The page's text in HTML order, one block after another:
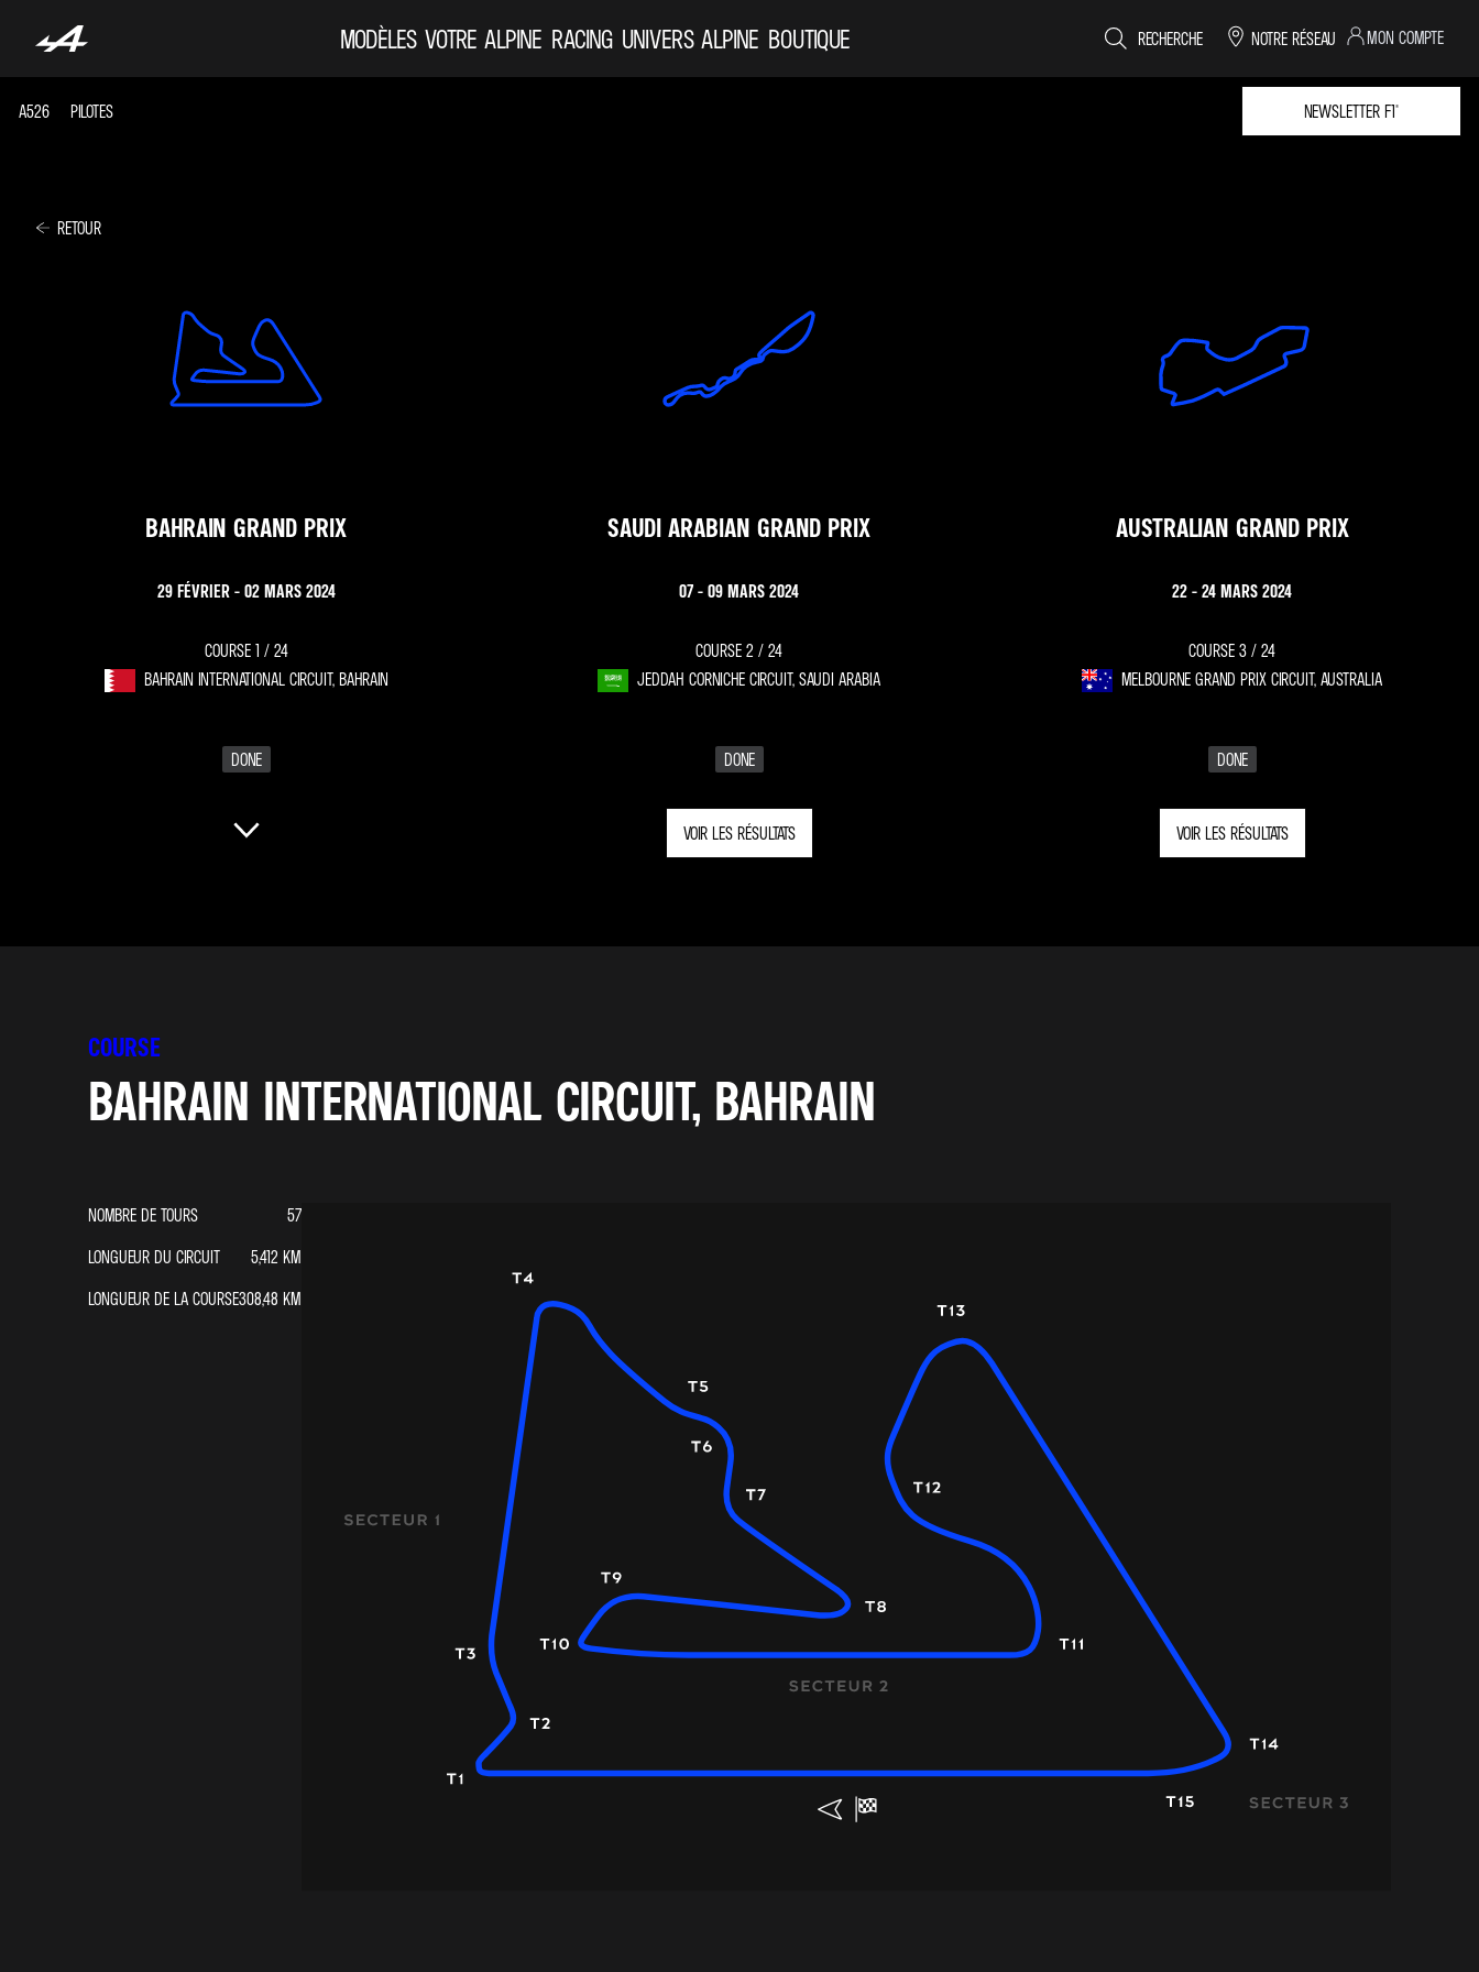
MODÈLES VOTRE ALPINE RACING UNIVERS ALPINE BOUTIQUE RECHERCHE NOTRE RÉSEAU MON COMPTE
A526 PILOTES NEWSLETTER F1®
RETOUR
BAHRAIN GRAND PRIX
29 FÉVRIER - 02 MARS 2024
COURSE 1 / 24
BAHRAIN INTERNATIONAL CIRCUIT, BAHRAIN
DONE
SAUDI ARABIAN GRAND PRIX
07 - 09 MARS 2024
COURSE 2 /24
JEDDAH CORNICHE CIRCUIT, SAUDI ARABIA
DONE
VOIR LES RÉSULTATS
AUSTRALIAN GRAND PRIX
22 - 24 MARS 2024
COURSE 3 /24
MELBOURNE GRAND PRIX CIRCUIT, AUSTRALIA
DONE
VOIR LES RÉSULTATS
COURSE
BAHRAIN INTERNATIONAL CIRCUIT, BAHRAIN
NOMBRE DE TOURS
57
LONGUEUR DU CIRCUIT
5,412 KM
LONGUEUR DE LA COURSE308,48 KM